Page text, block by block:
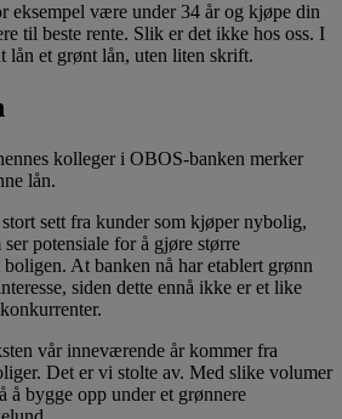
eksempel være under 34 år og kjøpe din
til beste rente. Slik er det ikke hos oss. I
lån et grønt lån, uten liten skrift.
kolleger i OBOS-banken merker
lån.
sett fra kunder som kjøper nybolig,
potensiale for å gjøre større
At banken nå har etablert grønn
siden dette ennå ikke er et like
vår inneværende år kommer fra
Det er vi stolte av. Med slike volumer
å bygge opp under et grønnere